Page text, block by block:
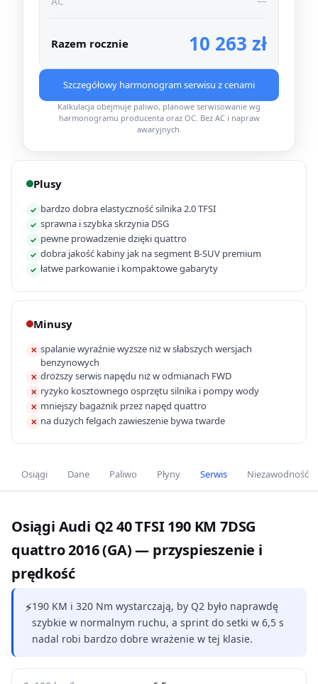
Razem rocznie 10 263 zł
Szczegółowy harmonogram serwisu z cenami
Kalkulacja obejmuje paliwo, planowe serwisowanie wg
harmonogramu producenta oraz OC. Bez AC i napraw
awaryjnych.
Plusy
✓ bardzo dobra elastyczność silnika 2.0 TFSI
✓ sprawna i szybka skrzynia DSG
✓ pewne prowadzenie dzięki quattro
✓ dobra jakość kabiny jak na segment B-SUV premium
✓ łatwe parkowanie i kompaktowe gabaryty
Minusy
✕ spalanie wyraźnie wyższe niż w słabszych wersjach
benzynowych
✕ droższy serwis napędu niż w odmianach FWD
✕ ryzyko kosztownego osprzętu silnika i pompy wody
✕ mniejszy bagażnik przez napęd quattro
✕ na dużych felgach zawieszenie bywa twarde
Osiągi Dane Paliwo Płyny Serwis Niezawodność
Osiągi Audi Q2 40 TFSI 190 KM 7DSG
quattro 2016 (GA) — przyspieszenie i
prędkość
⚡190 KM i 320 Nm wystarczają, by Q2 było naprawdę
szybkie w normalnym ruchu, a sprint do setki w 6,5 s
nadal robi bardzo dobre wrażenie w tej klasie.